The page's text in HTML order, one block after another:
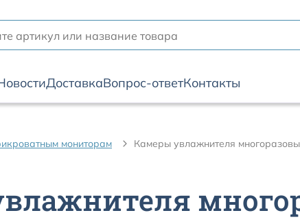
ДоставкаВопрос-ответКонтакты
мониторам Камеры увлажнителя